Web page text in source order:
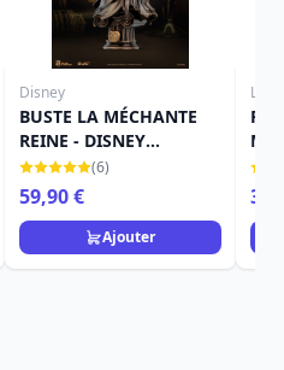
Disney
BUSTE LA MÉCHANTE
REINE - DISNEY
VILLAINS SERIES
(6)
59,90 €
Ajouter